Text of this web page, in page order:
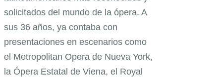
solicitados del mundo de la ópera. A
sus 36 años, ya contaba con
presentaciones en escenarios como
el Metropolitan Opera de Nueva York,
la Ópera Estatal de Viena, el Royal